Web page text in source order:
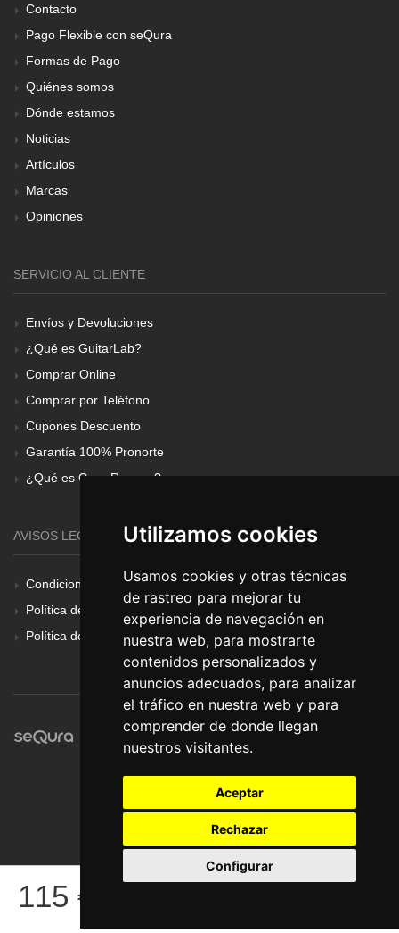
Utilizamos cookies
Usamos cookies y otras técnicas
de rastreo para mejorar tu
experiencia de navegación en
nuestra web, para mostrarte
contenidos personalizados y
anuncios adecuados, para analizar
el tráfico en nuestra web y para
comprender de donde llegan
nuestros visitantes.
Aceptar
Rechazar
Configurar
115 €
Contacto
Pago Flexible con seQura
Formas de Pago
Quiénes somos
Dónde estamos
Noticias
Artículos
Marcas
Opiniones
SERVICIO AL CLIENTE
Envíos y Devoluciones
¿Qué es GuitarLab?
Comprar Online
Comprar por Teléfono
Cupones Descuento
Garantía 100% Pronorte
¿Qué es Gear Renove?
AVISOS LEGALES
Condiciones Generales
Política de Cookies
Política de Privacidad
© Pronorte Sonido SL. Todos los derechos reservados.